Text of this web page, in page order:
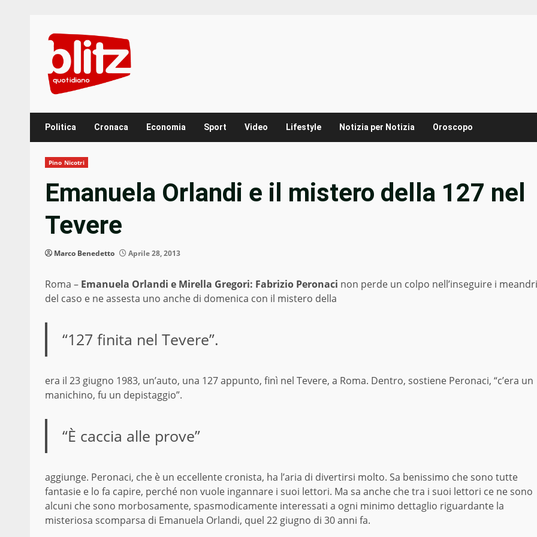
content
Politica Cronaca Economia Sport Video Lifestyle Notizia per Notizia Oroscopo
Pino Nicotri
Emanuela Orlandi e il mistero della 127 nel
Tevere
Marco Benedetto Aprile 28, 2013
Roma – Emanuela Orlandi e Mirella Gregori: Fabrizio Peronaci non perde un colpo nell’inseguire i meandri
del caso e ne assesta uno anche di domenica con il mistero della
“127 finita nel Tevere”.
era il 23 giugno 1983, un’auto, una 127 appunto, finì nel Tevere, a Roma. Dentro, sostiene Peronaci, “c’era un
manichino, fu un depistaggio”.
“È caccia alle prove”
aggiunge. Peronaci, che è un eccellente cronista, ha l’aria di divertirsi molto. Sa benissimo che sono tutte
fantasie e lo fa capire, perché non vuole ingannare i suoi lettori. Ma sa anche che tra i suoi lettori ce ne sono
alcuni che sono morbosamente, spasmodicamente interessati a ogni minimo dettaglio riguardante la
misteriosa scomparsa di Emanuela Orlandi, quel 22 giugno di 30 anni fa.